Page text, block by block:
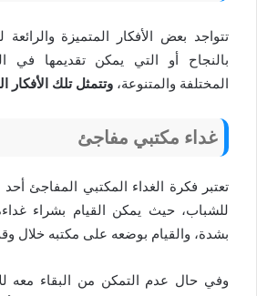
تتواجد بعض الأفكار المتميزة والرائعة
بالنجاح أو التي يمكن تقديمها في
المختلفة والمتنوعة، وتتمثل تلك الأفكار
غداء مكتبي مفاجئ
تعتبر فكرة الغداء المكتبي المفاجئ أحد
للشباب، حيث يمكن القيام بشراء
بشدة، والقيام بوضعه على مكتبه خلال
وفي حال عدم التمكن من البقاء معه